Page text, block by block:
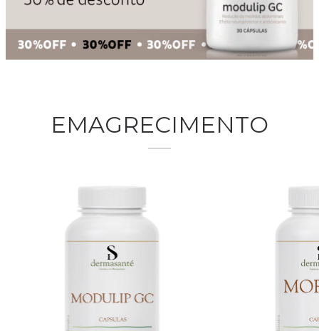
EMAGRECIMENTO